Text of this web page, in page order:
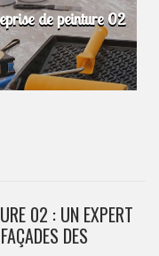
de peinture 02
02 : UN EXPERT
DES